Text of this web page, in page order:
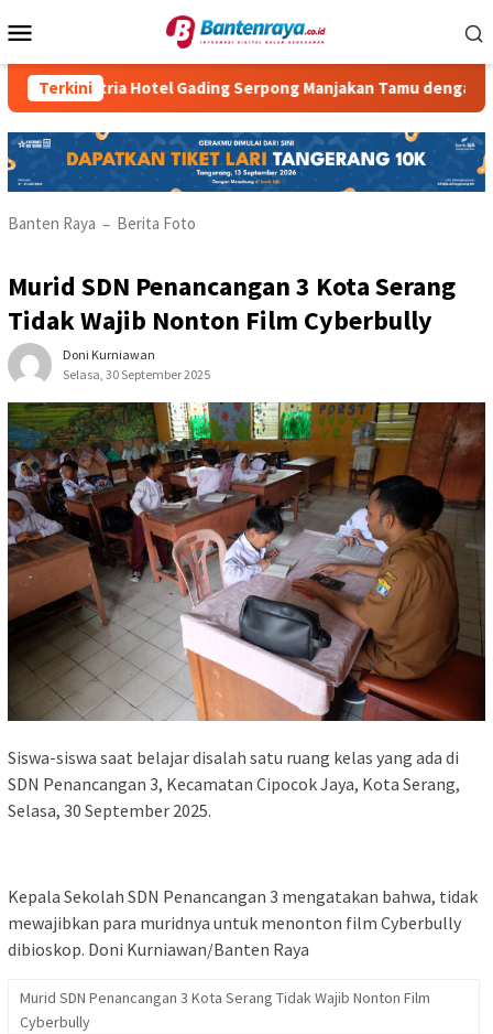
ke
Mobile
Terkini
Atria Hotel Gading Serpong Manjakan Tamu dengan Robot
Banten Raya – Berita Foto
Murid SDN Penancangan 3 Kota Serang
Tidak Wajib Nonton Film Cyberbully
Doni Kurniawan
Selasa, 30 September 2025
Siswa-siswa saat belajar disalah satu ruang kelas yang ada di
SDN Penancangan 3, Kecamatan Cipocok Jaya, Kota Serang,
Selasa, 30 September 2025.
Kepala Sekolah SDN Penancangan 3 mengatakan bahwa, tidak
mewajibkan para muridnya untuk menonton film Cyberbully
dibioskop. Doni Kurniawan/Banten Raya
Murid SDN Penancangan 3 Kota Serang Tidak Wajib Nonton Film
Cyberbully